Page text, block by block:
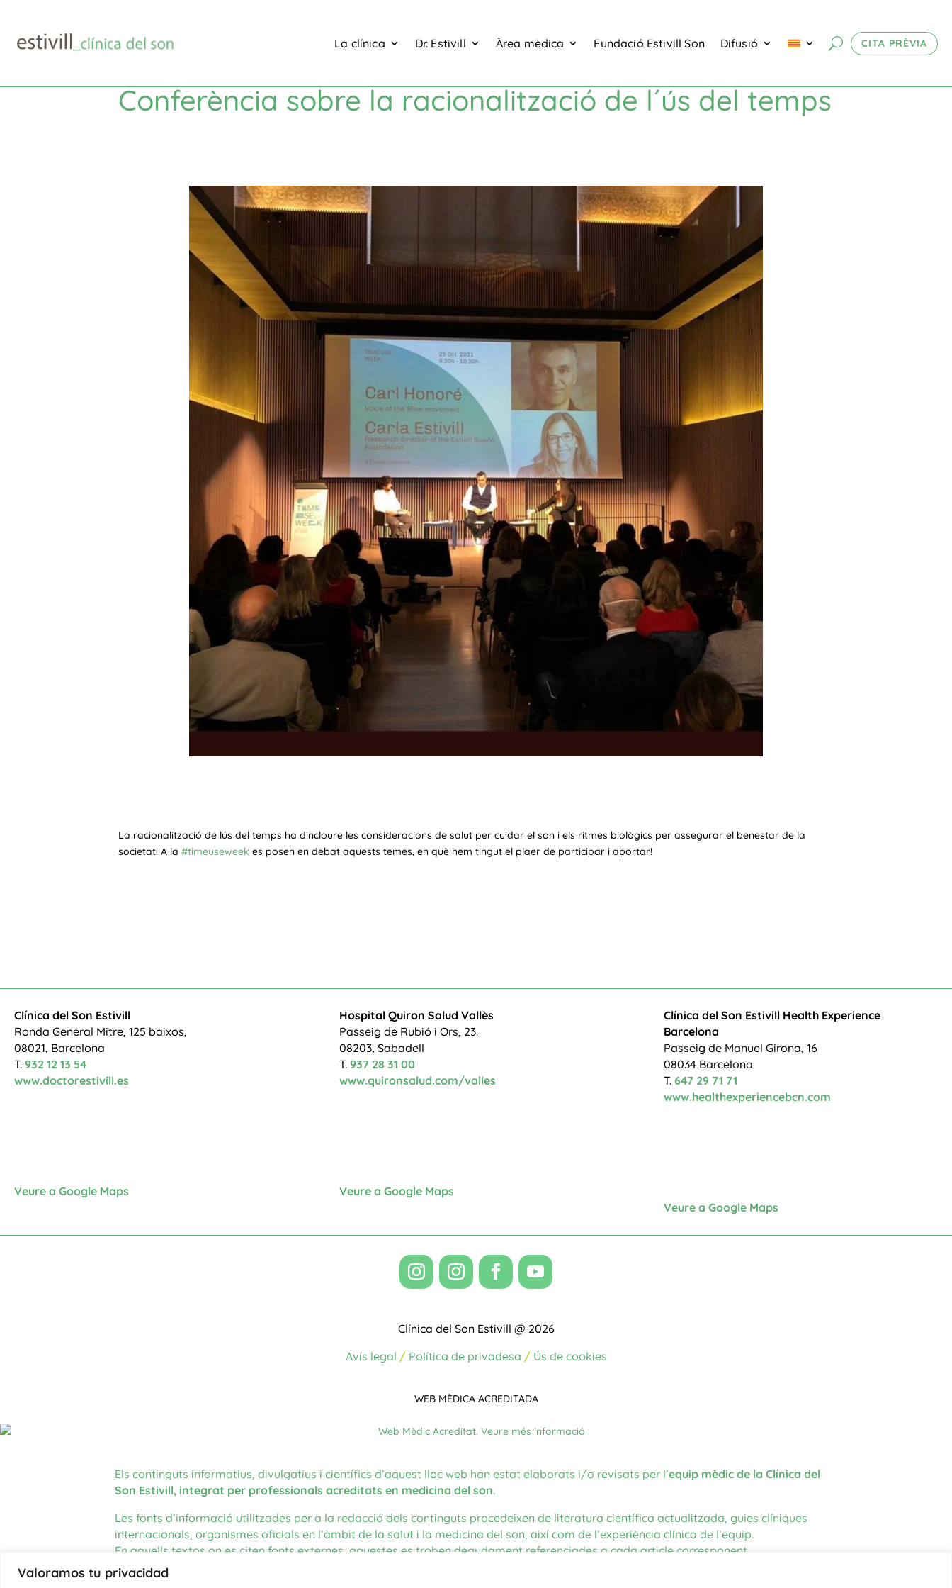
Valoramos tu privacidad
La clínica Dr. Estivill Àrea mèdica Fundació Estivill Son Difusió CITA PRÈVIA
Conferència sobre la racionalització de l´ús del temps
La racionalització de lús del temps ha dincloure les consideracions de salut per cuidar el son i els ritmes biològics per assegurar el benestar de la
societat. A la#timeuseweek es posen en debat aquests temes, en què hem tingut el plaer de participar i aportar!
Clínica del Son Estivill
Ronda General Mitre, 125 baixos,
08021, Barcelona
T. 932 12 13 54
www.doctorestivill.es
Veure a Google Maps
Hospital Quiron Salud Vallès
Passeig de Rubió i Ors, 23.
08203, Sabadell
T. 937 28 31 00
www.quironsalud.com/valles
Veure a Google Maps
Clínica del Son Estivill Health Experience
Barcelona
Passeig de Manuel Girona, 16
08034 Barcelona
T.647 29 71 71
www.healthexperiencebcn.com
Veure a Google Maps
Clínica del Son Estivill @ 2026
Avís legal / Política de privadesa / Ús de cookies
WEB MÈDICA ACREDITADA
Els continguts informatius, divulgatius i científics d’aquest lloc web han estat elaborats i/o revisats per l’equip mèdic de la Clínica del
Son Estivill, integrat per professionals acreditats en medicina del son.
Les fonts d’informació utilitzades per a la redacció dels continguts procedeixen de literatura científica actualitzada, guies clíniques
internacionals, organismes oficials en l’àmbit de la salut i la medicina del son, així com de l’experiència clínica de l’equip.
En aquells textos on es citen fonts externes, aquestes es troben degudament referenciades a cada article corresponent.